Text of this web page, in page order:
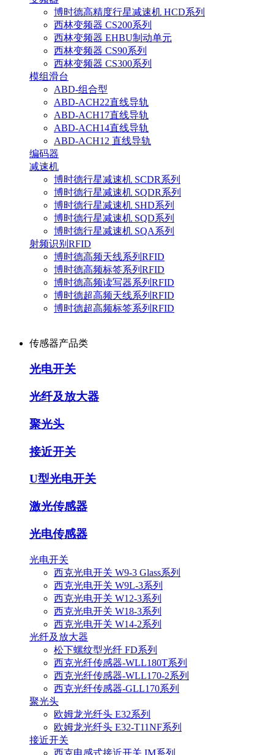
博时德高精度行星减速机 HCD系列
西林变频器 CS200系列
西林变频器 EHBU制动单元
西林变频器 CS90系列
西林变频器 CS300系列
模组滑台
ABD-组合型
ABD-ACH22直线导轨
ABD-ACH17直线导轨
ABD-ACH14直线导轨
ABD-ACH12 直线导轨
编码器
减速机
博时德行星减速机 SCDR系列
博时德行星减速机 SQDR系列
博时德行星减速机 SHD系列
博时德行星减速机 SQD系列
博时德行星减速机 SQA系列
射频识别RFID
博时德高频天线系列RFID
博时德高频标签系列RFID
博时德高频读写器系列RFID
博时德超高频天线系列RFID
博时德超高频标签系列RFID
传感器产品类
光电开关
光纤及放大器
聚光头
接近开关
U型光电开关
激光传感器
光电传感器
光电开关
西克光电开关 W9-3 Glass系列
西克光电开关 W9L-3系列
西克光电开关 W12-3系列
西克光电开关 W18-3系列
西克光电开关 W14-2系列
光纤及放大器
松下螺纹型光纤 FD系列
西克光纤传感器-WLL180T系列
西克光纤传感器-WLL170-2系列
西克光纤传感器-GLL170系列
聚光头
欧姆龙光纤头 E32系列
欧姆龙光纤头 E32-T11NF系列
接近开关
西克电感式接近开关 IM系列